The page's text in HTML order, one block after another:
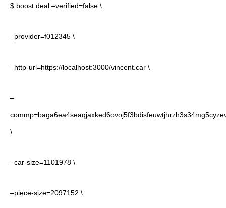
$ boost deal –verified=false \
–provider=f012345 \
–http-url=https://localhost:3000/vincent.car \
–
\
–car-size=1101978 \
–piece-size=2097152 \